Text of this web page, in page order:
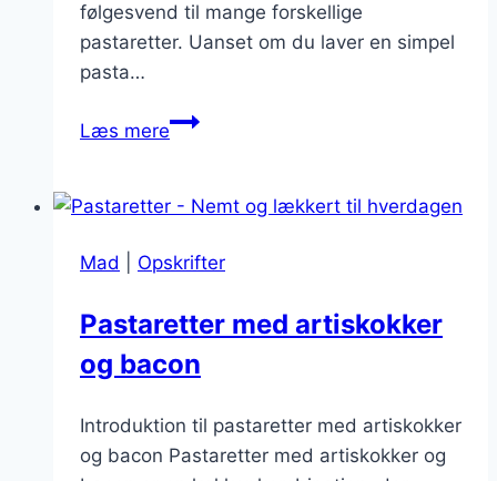
følgesvend til mange forskellige
pastaretter. Uanset om du laver en simpel
pasta…
Læs merePastaretter
Intens
til
retter
Mad Opskrifter
Pastaretter med artiskokker
og bacon
Introduktion til pastaretter med artiskokker
og bacon Pastaretter med artiskokker og